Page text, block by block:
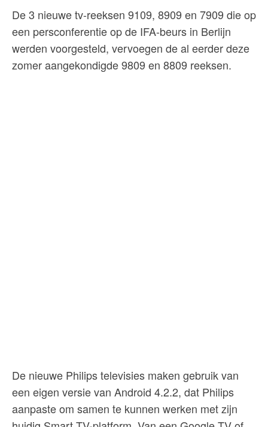
De 3 nieuwe tv-reeksen 9109, 8909 en 7909 die op
een persconferentie op de IFA-beurs in Berlijn
werden voorgesteld, vervoegen de al eerder deze
zomer aangekondigde 9809 en 8809 reeksen.
De nieuwe Philips televisies maken gebruik van
een eigen versie van Android 4.2.2, dat Philips
aanpaste om samen te kunnen werken met zijn